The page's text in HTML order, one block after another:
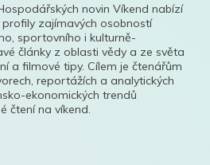
novin Víkend nabízí
zajímavých osobností
sportovního i kulturně-
články z oblasti vědy a ze světa
a filmové tipy. Cílem je čtenářům
reportážích a analytických
ekonomických trendů
čtení na víkend.